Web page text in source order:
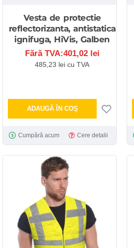
Vesta de protectie
reflectorizanta, antistatica
ignifuga, HiVis, Galben
Fără TVA:401,02 lei
485,23 lei cu TVA
ADAUGĂ ÎN COŞ
Cumpără acum Cere detalii